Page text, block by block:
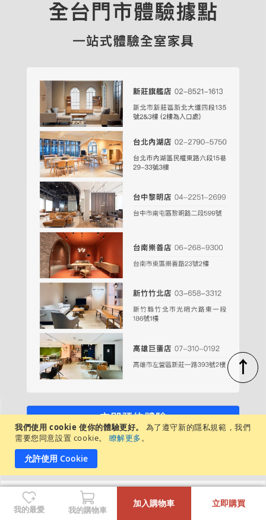
我們使用 cookie 使你的體驗更好。
為了遵守新的隱私規範，我們
需要您同意設置 cookie。
瞭解更多。
允許使用 Cookie
週一至週日，每日營業時間：11:00－20:00
各店展示商品不盡相同，建議先致電/私訊詢問
沙發/腳凳清潔
↑
我的最愛 我的購物車
加入購物車 立即購買
+
-